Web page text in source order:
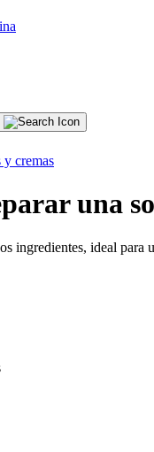
y cremas
una
ingredientes, ideal